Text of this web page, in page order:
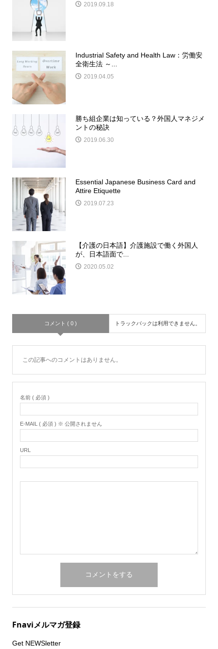
2019.09.18
Industrial Safety and Health Law：労働安
全衛生法 ～...
2019.04.05
勝ち組企業は知っている？外国人マネジメ
ントの秘訣
2019.06.30
Essential Japanese Business Card and
Attire Etiquette
2019.07.23
【介護の日本語】介護施設で働く外国人
が、日本語面で...
2020.05.02
コメント ( 0 ) トラックバックは利用できません。
この記事へのコメントはありません。
名前 ( 必須 )
E-MAIL ( 必須 ) ※ 公開されません
URL
Fnaviメルマガ登録
Get NEWSletter